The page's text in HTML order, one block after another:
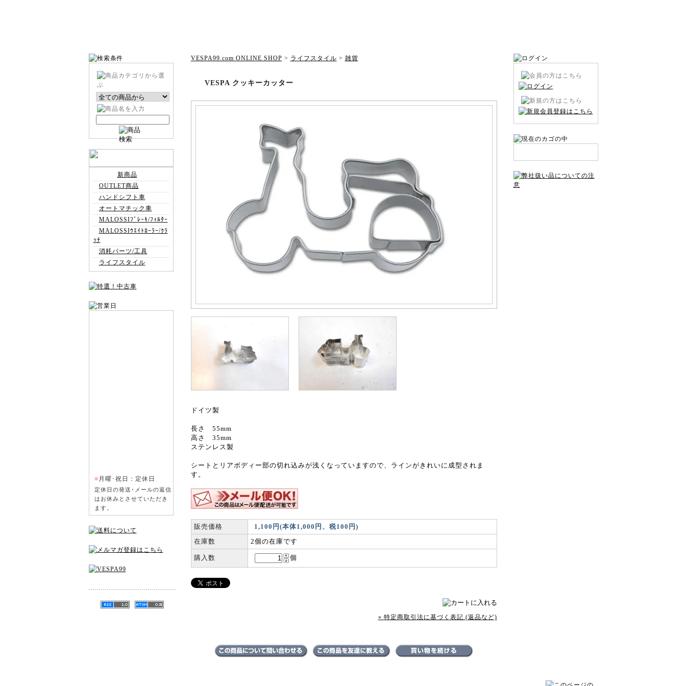
新商品
OUTLET商品
ハンドシフト車
オートマチック車
MALOSSIﾌﾞﾚｰｷ/ﾌｨﾙﾀｰ
MALOSSIｳｴｲﾄﾛｰﾗｰ/ｸﾗ
ｯﾁ
消耗パーツ/工具
ライフスタイル
■ 月曜･祝日：定休日
定休日の発送･メールの返信
はお休みとさせていただき
ます。
VESPA99.com ONLINE SHOP > ライフスタイル > 雑貨
VESPA クッキーカッター
ドイツ製
長さ 55mm
高さ 35mm
ステンレス製
シートとリアボディー部の切れ込みが浅くなっていますので、ラインがきれいに成型されま
す。
販売価格
1,100円(本体1,000円、税100円)
在庫数
2個の在庫です
購入数 個
» 特定商取引法に基づく表記 (返品など)